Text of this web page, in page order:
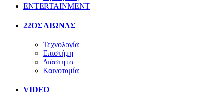
ENTERTAINMENT
22ΟΣ ΑΙΩΝΑΣ
Τεχνολογία
Επιστήμη
Διάστημα
Καινοτομία
VIDEO